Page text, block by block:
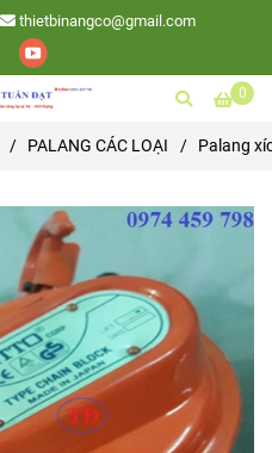
thietbinangco@gmail.com
0
/ PALANG CÁC LOẠI / Palang